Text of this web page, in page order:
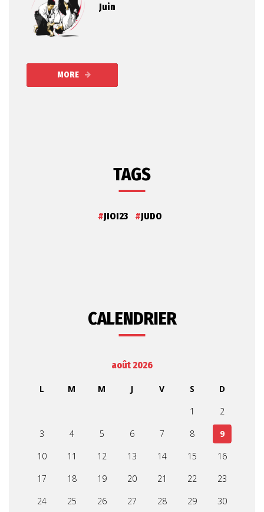
Juin
MORE
TAGS
JIOI23 JUDO
CALENDRIER
août 2026
L M M J V S
D
1
2
3
4 5 6 7 8
9
10
11 12 13 14 15
16
17
18 19 20 21 22
23
24
25 26 27 28 29
30